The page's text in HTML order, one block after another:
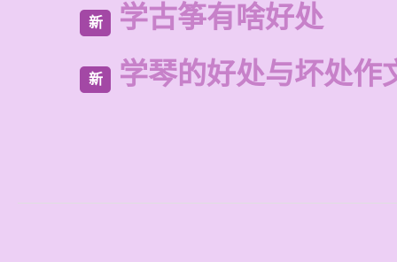
新 学古筝有啥好处
新 学琴的好处与坏处作